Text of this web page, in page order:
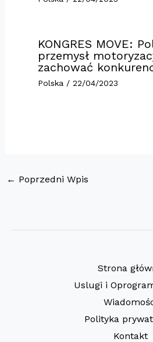
KONGRES MOVE:
przemysł
zachować
Polska / 22/04/2023
← Poprzedni Wpis
Strona
Uslugi i
Polityka
Kontakt